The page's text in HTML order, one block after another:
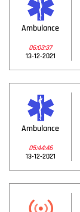
Ambulance
06:03:37
13-12-2021
Ambulance
05:44:46
13-12-2021